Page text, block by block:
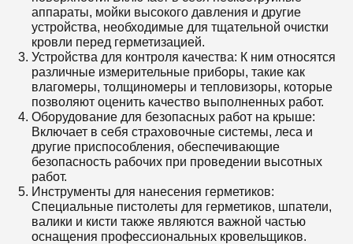
аппараты, мойки высокого давления и другие
устройства, необходимые для тщательной очистки
кровли перед герметизацией.
Устройства для контроля качества: К ним относятся
различные измерительные приборы, такие как
влагомеры, толщиномеры и тепловизоры, которые
позволяют оценить качество выполненных работ.
Оборудование для безопасных работ на крыше:
Включает в себя страховочные системы, леса и
другие приспособления, обеспечивающие
безопасность рабочих при проведении высотных
работ.
Инструменты для нанесения герметиков:
Специальные пистолеты для герметиков, шпатели,
валики и кисти также являются важной частью
оснащения профессиональных кровельщиков.